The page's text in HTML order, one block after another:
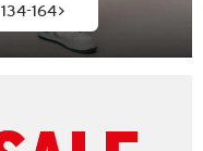
134-164